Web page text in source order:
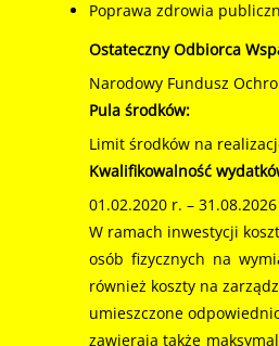
Poprawa zdrowia
Ostateczny Odbiorca
Narodowy Fundusz
Pula środków:
Limit środków na
Kwalifikowalność
01.02.2020 r. –
W ramach inwestycji
osób fizycznych na
również koszty na
umieszczone
zawierają także